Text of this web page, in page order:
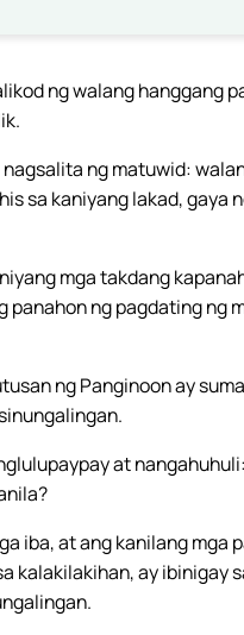
ng walang hanggang
ng matuwid:
sa kaniyang lakad, gaya
mga takdang
ng pagdating ng
ng Panginoon ay
at
iba, at ang kanilang mga
kalakilakihan, ay ibinigay